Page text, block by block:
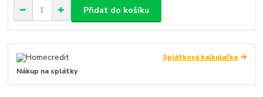
Přidat do košíku
Splátková kalkulačka
Nákup na splátky